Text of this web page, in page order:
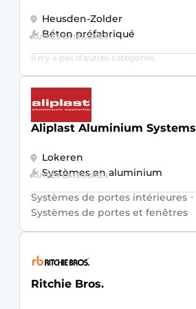
Heusden-Zolder
Béton préfabriqué
AUTRES CATÉGORIES
Il n'y a pas d'autres catégories
Aliplast Aluminium Systems
Lokeren
Systèmes en aluminium
AUTRES CATÉGORIES
Systèmes de portes intérieures
Systèmes de portes et fenêtres
Ritchie Bros.